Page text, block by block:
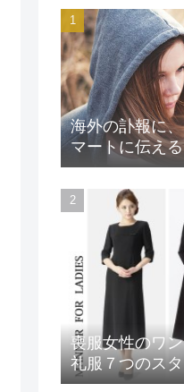
海外の訃報に
マートに伝え
喪服女性のワ
礼服７つのス